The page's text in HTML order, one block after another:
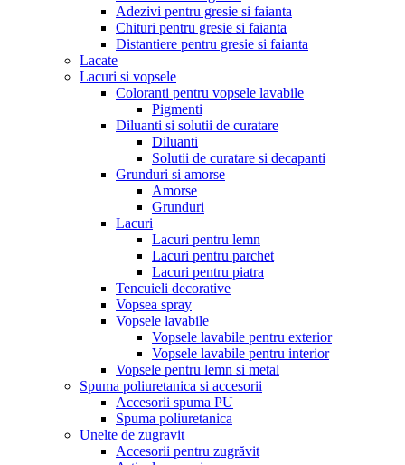
Adezivi pentru gresie si faianta
Chituri pentru gresie si faianta
Distantiere pentru gresie si faianta
Lacate
Lacuri si vopsele
Coloranti pentru vopsele lavabile
Pigmenti
Diluanti si solutii de curatare
Diluanti
Solutii de curatare si decapanti
Grunduri si amorse
Amorse
Grunduri
Lacuri
Lacuri pentru lemn
Lacuri pentru parchet
Lacuri pentru piatra
Tencuieli decorative
Vopsea spray
Vopsele lavabile
Vopsele lavabile pentru exterior
Vopsele lavabile pentru interior
Vopsele pentru lemn si metal
Spuma poliuretanica si accesorii
Accesorii spuma PU
Spuma poliuretanica
Unelte de zugravit
Accesorii pentru zugrăvit